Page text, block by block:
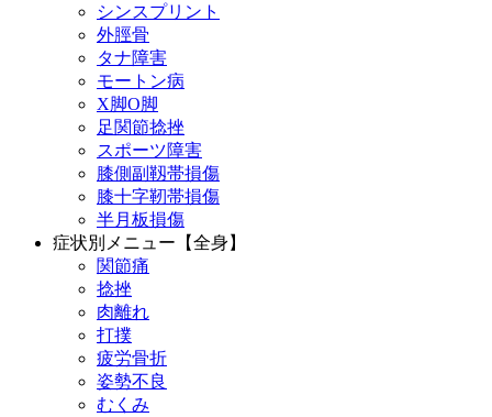
シンスプリント
外脛骨
タナ障害
モートン病
X脚O脚
足関節捻挫
スポーツ障害
膝側副靱帯損傷
膝十字靭帯損傷
半月板損傷
症状別メニュー【全身】
関節痛
捻挫
肉離れ
打撲
疲労骨折
姿勢不良
むくみ